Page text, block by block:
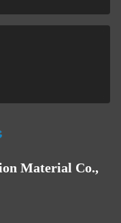
Material Co.,